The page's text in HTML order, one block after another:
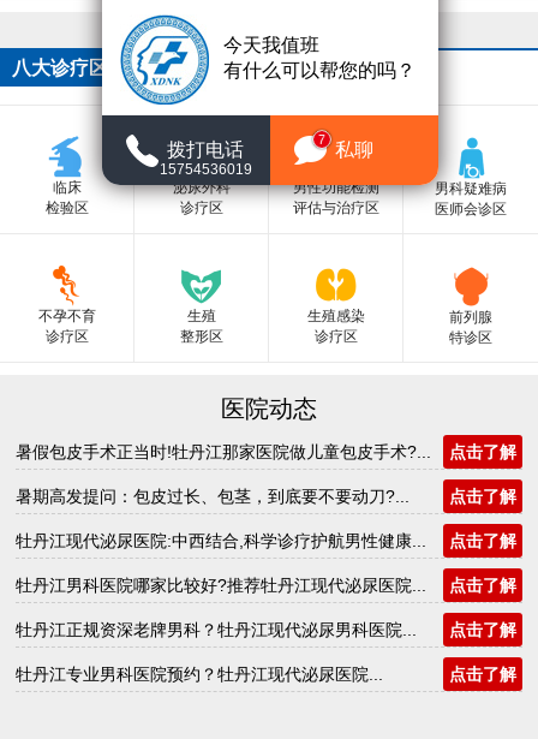
八大诊疗区
临床
检验区
泌尿外科
诊疗区
男性功能检测
评估与治疗区
男科疑难病
医师会诊区
不孕不育
诊疗区
生殖
整形区
生殖感染
诊疗区
前列腺
特诊区
医院动态
暑假包皮手术正当时!牡丹江那家医院做儿童包皮手术?... 点击了解
暑期高发提问：包皮过长、包茎，到底要不要动刀?... 点击了解
牡丹江现代泌尿医院:中西结合,科学诊疗护航男性健康... 点击了解
牡丹江男科医院哪家比较好?推荐牡丹江现代泌尿医院... 点击了解
牡丹江正规资深老牌男科？牡丹江现代泌尿男科医院... 点击了解
牡丹江专业男科医院预约？牡丹江现代泌尿医院... 点击了解
今天我值班
有什么可以帮您的吗？
拨打电话
15754536019
7 私聊